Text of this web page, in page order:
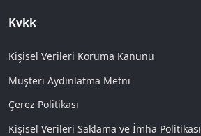
Kvkk
Kişisel Verileri Koruma Kanunu
Müşteri Aydınlatma Metni
Çerez Politikası
Kişisel Verileri Saklama ve İmha Politikası